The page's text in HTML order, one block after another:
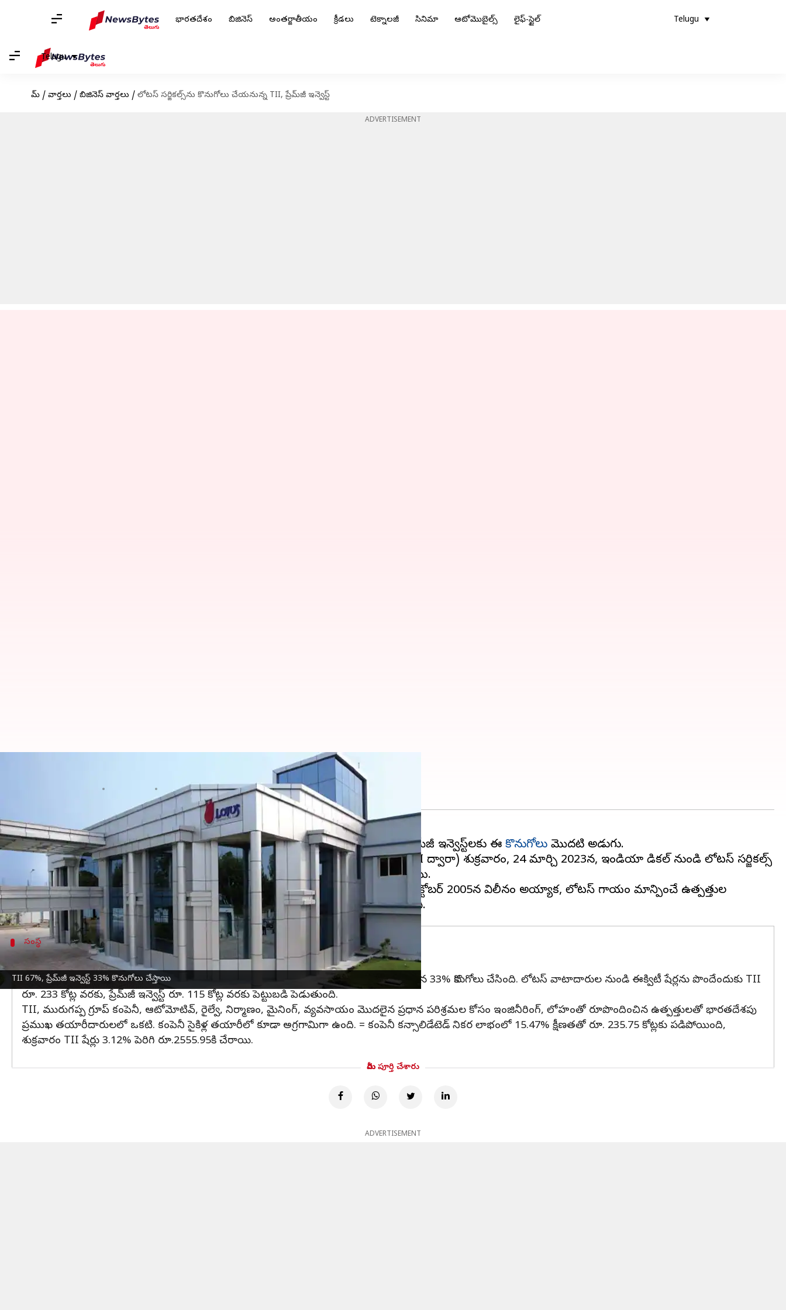
భారతదేశం బిజినెస్ అంతర్జాతీయం క్రీడలు టెక్నాలజీ సినిమా ఆటోమొబైల్స్ లైఫ్-స్టైల్ Telugu
Telugu
హోమ్ / వార్తలు / బిజినెస్ వార్తలు / లోటస్ సర్జికల్స్‌ను కొనుగోలు చేయనున్న TII, ప్రేమ్‌జీ ఇన్వెస్ట్
ADVERTISEMENT
TII 67%, ప్రేమ్‌జీ ఇన్వెస్ట్ 33% కొనుగోలు చేస్తాయి
లోటస్ సర్జికల్స్‌ను కొనుగోలు చేయనున్న TII, ప్రేమ్‌జీ ఇన్వెస్ట్
05:13 pm
ఈ వార్తాకథనం ఏంటి
మెడ్‌టెక్ ప్లాట్‌ఫారమ్ భాగస్వామ్యాన్ని ప్రారంభించడానికి ట్యూబ్ ఇన్వెస్ట్‌మెంట్స్ ఆఫ్ ఇండియా, ప్రేమ్‌జీ ఇన్వెస్ట్‌లకు ఈ కొనుగోలు మొదటి అడుగు.
ట్యూబ్ ఇన్వెస్ట్‌మెంట్స్ ఆఫ్ ఇండియా ('TII'), ప్రేమ్‌జీ ఇన్వెస్ట్ (PI ఆపర్చునిటీస్ ఫండ్ I స్కీమ్ II ద్వారా) శుక్రవారం, 24 మార్చి 2023న, ఇండియా మెడికల్ నుండి లోటస్ సర్జికల్స్
100% ఈక్విటీ క్యాపిటల్‌ను కొనుగోలు చేయడానికి షేర్ కొనుగోలు ఒప్పందంపై సంతకం చేశాయి.
కన్సూమబుల్స్ హోల్డింగ్స్ (సమారా క్యాపిటల్ ఎంటిటీ) మరియు ఇతర వాటాదారులు. 21 అక్టోబర్ 2005న విలీనం అయ్యాక, లోటస్ గాయం మాన్పించే ఉత్పత్తుల
సంస్థ
TII 67%, ప్రేమ్‌జీ ఇన్వెస్ట్ 33% కొనుగోలు చేస్తాయి
TII 67% కొనుగోలు చేస్తుంది, అయితే ప్రేమ్‌జీ ఇన్వెస్ట్ కొన్ని షరతుల పూర్వాపరాల పూర్తికి లోబడి మిగిలిన 33% కొనుగోలు చేసింది. లోటస్ వాటాదారుల నుండి ఈక్విటీ షేర్లను పొందేందుకు TII
రూ. 233 కోట్ల వరకు, ప్రేమ్‌జీ ఇన్వెస్ట్ రూ. 115 కోట్ల వరకు పెట్టుబడి పెడుతుంది.
TII, మురుగప్ప గ్రూప్ కంపెనీ, ఆటోమోటివ్, రైల్వే, నిర్మాణం, మైనింగ్, వ్యవసాయం మొదలైన ప్రధాన పరిశ్రమల కోసం ఇంజినీరింగ్, లోహంతో రూపొందించిన ఉత్పత్తులతో భారతదేశపు
ప్రముఖ తయారీదారులలో ఒకటి. కంపెనీ సైకిళ్ల తయారీలో కూడా అగ్రగామిగా ఉంది. = కంపెనీ కన్సాలిడేటెడ్ నికర లాభంలో 15.47% క్షీణతతో రూ. 235.75 కోట్లకు పడిపోయింది,
శుక్రవారం TII షేర్లు 3.12% పెరిగి రూ.2555.95కి చేరాయి.
మీరు పూర్తి చేశారు
ADVERTISEMENT